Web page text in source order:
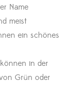
Name
meist
ein schönes
in der
Grün oder